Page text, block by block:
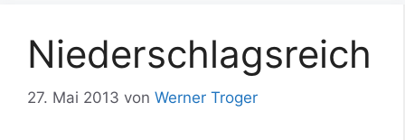
Niederschlagsreich
27. Mai 2013 von Werner Troger